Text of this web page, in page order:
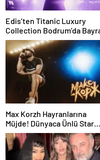
Edis’ten Titanic Luxury
Collection Bodrum’da Bayram
Gecesine Damga Vuran
Performans
Max Korzh Hayranlarına
Müjde! Dünyaca Ünlü Star
İstanbul’da Canlı
Performansla Hayranlarıyla
Buluşuyor